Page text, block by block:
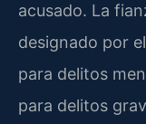
acusado. La
designado por
para delitos
para delitos